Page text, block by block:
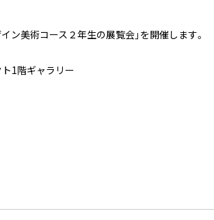
ン美術コース２年生の展覧会」を開催します。
1階ギャラリー